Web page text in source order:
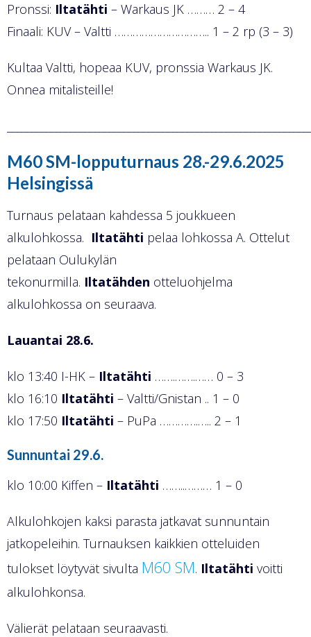
Pronssi: Iltatähti – Warkaus JK ……… 2 – 4
Finaali: KUV – Valtti ………………………….. 1 – 2 rp (3 – 3)
Kultaa Valtti, hopeaa KUV, pronssia Warkaus JK.
Onnea mitalisteille!
M60 SM-lopputurnaus 28.-29.6.2025
Helsingissä
Turnaus pelataan kahdessa 5 joukkueen
alkulohkossa. Iltatähti pelaa lohkossa A. Ottelut
pelataan Oulukylän
tekonurmilla. Iltatähden otteluohjelma
alkulohkossa on seuraava.
Lauantai 28.6.
klo 13:40 I-HK – Iltatähti …….…….…… 0 – 3
klo 16:10 Iltatähti – Valtti/Gnistan .. 1 – 0
klo 17:50 Iltatähti – PuPa ………….….. 2 – 1
Sunnuntai 29.6.
klo 10:00 Kiffen – Iltatähti ……..……… 1 – 0
Alkulohkojen kaksi parasta jatkavat sunnuntain
jatkopeleihin. Turnauksen kaikkien otteluiden
tulokset löytyvät sivulta M60 SM. Iltatähti voitti
alkulohkonsa.
Välierät pelataan seuraavasti.